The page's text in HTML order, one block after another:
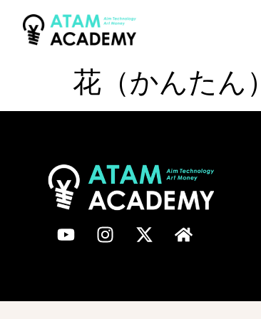
花（かんたん）